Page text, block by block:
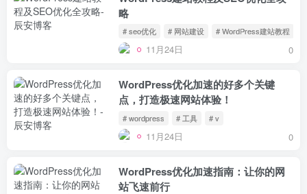
略
# seo优化 # 网站建设 # WordPress建站教程
11月24日 0
WordPress优化加速的好多个关键
点，打造极速网站体验！
# wordpress # 工具 # v
11月24日 0
WordPress优化加速指南：让你的网
站飞速前行